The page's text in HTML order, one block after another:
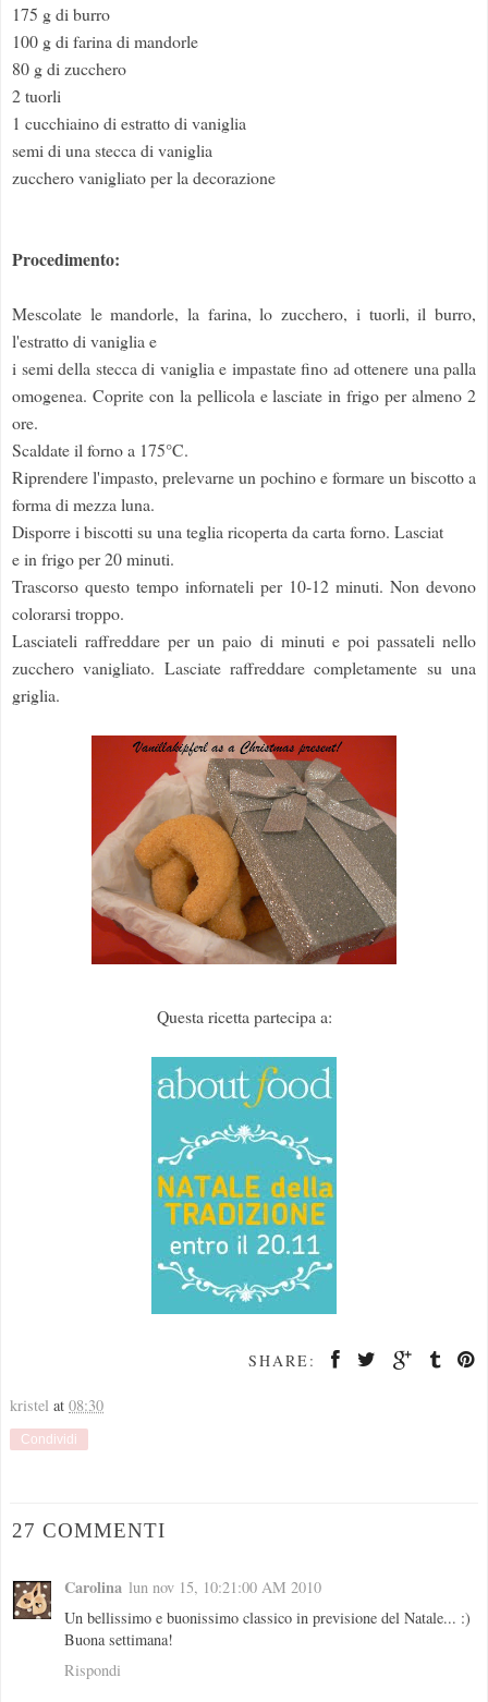
175 g di burro
100 g di farina di mandorle
80 g di zucchero
2 tuorli
1 cucchiaino di estratto di vaniglia
semi di una stecca di vaniglia
zucchero vanigliato per la decorazione
Procedimento:
Mescolate le mandorle, la farina, lo zucchero, i tuorli, il burro,
l'estratto di vaniglia e
i semi della stecca di vaniglia e impastate fino ad ottenere una palla
omogenea. Coprite con la pellicola e lasciate in frigo per almeno 2
ore.
Scaldate il forno a 175°C.
Riprendere l'impasto, prelevarne un pochino e formare un biscotto a
forma di mezza luna.
Disporre i biscotti su una teglia ricoperta da carta forno. Lasciat
e in frigo per 20 minuti.
Trascorso questo tempo infornateli per 10-12 minuti. Non devono
colorarsi troppo.
Lasciateli raffreddare per un paio di minuti e poi passateli nello
zucchero vanigliato. Lasciate raffreddare completamente su una
griglia.
Questa ricetta partecipa a:
SHARE:
kristel at 08:30
Condividi
27 COMMENTI
Carolina lun nov 15, 10:21:00 AM 2010
Un bellissimo e buonissimo classico in previsione del Natale... :)
Buona settimana!
Rispondi